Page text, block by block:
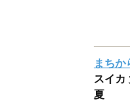
まちか
スイカ
夏